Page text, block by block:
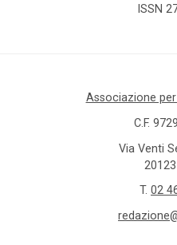
ISSN
Associazione
C.F.
Via Venti
T. 02